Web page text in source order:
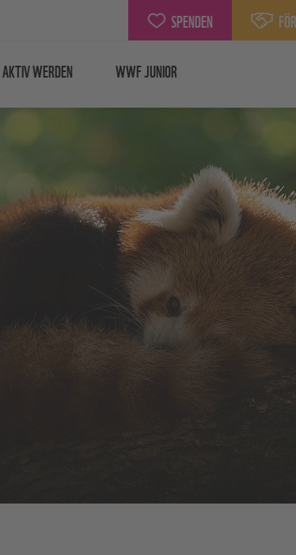
SPENDEN
AKTIV WERDEN WWF JUNIOR